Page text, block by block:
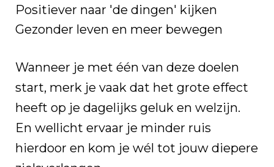
Positiever naar 'de dingen' kijken
Gezonder leven en meer bewegen
Wanneer je met één van deze doelen
start, merk je vaak dat het grote effect
heeft op je dagelijks geluk en welzijn.
En wellicht ervaar je minder ruis
hierdoor en kom je wél tot jouw diepere